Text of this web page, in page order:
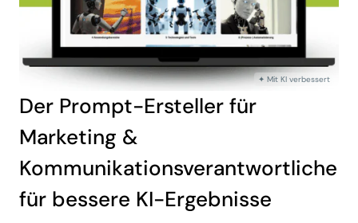
Der Prompt-Ersteller für
Marketing &
Kommunikationsverantwortliche
für bessere KI-Ergebnisse